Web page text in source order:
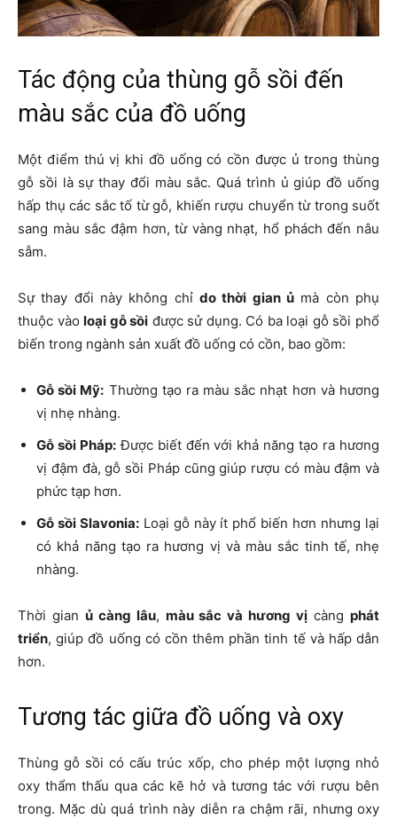
Tác động của thùng gỗ sồi đến
màu sắc của đồ uống
Một điểm thú vị khi đồ uống có cồn được ủ trong thùng
gỗ sồi là sự thay đổi màu sắc. Quá trình ủ giúp đồ uống
hấp thụ các sắc tố từ gỗ, khiến rượu chuyển từ trong suốt
sang màu sắc đậm hơn, từ vàng nhạt, hổ phách đến nâu
sẫm.
Sự thay đổi này không chỉ do thời gian ủ mà còn phụ
thuộc vàoloại gỗ sồi được sử dụng. Có ba loại gỗ sồi phổ
biến trong ngành sản xuất đồ uống có cồn, bao gồm:
Gỗ sồi Mỹ: Thường tạo ra màu sắc nhạt hơn và hương
vị nhẹ nhàng.
Gỗ sồi Pháp:Được biết đến với khả năng tạo ra hương
vị đậm đà, gỗ sồi Pháp cũng giúp rượu có màu đậm và
phức tạp hơn.
Gỗ sồi Slavonia:Loại gỗ này ít phổ biến hơn nhưng lại
có khả năng tạo ra hương vị và màu sắc tinh tế, nhẹ
nhàng.
Thời gian ủ càng lâu, màu sắc và hương vị càngphát
triển, giúp đồ uống có cồn thêm phần tinh tế và hấp dẫn
hơn.
Tương tác giữa đồ uống và oxy
Thùng gỗ sồi có cấu trúc xốp, cho phép một lượng nhỏ
oxy thẩm thấu qua các kẽ hở và tương tác với rượu bên
trong. Mặc dù quá trình này diễn ra chậm rãi, nhưng oxy